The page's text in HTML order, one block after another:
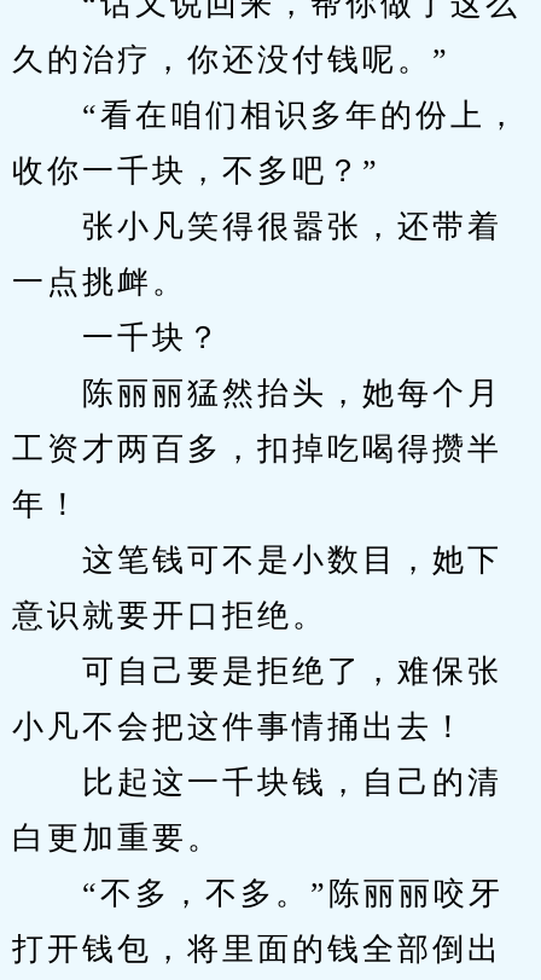
久的治疗，你还没付钱呢。”
“看在咱们相识多年的份上，
收你一千块，不多吧？”
张小凡笑得很嚣张，还带着
一点挑衅。
一千块？
陈丽丽猛然抬头，她每个月
工资才两百多，扣掉吃喝得攒半
年！
这笔钱可不是小数目，她下
意识就要开口拒绝。
可自己要是拒绝了，难保张
小凡不会把这件事情捅出去！
比起这一千块钱，自己的清
白更加重要。
“不多，不多。”陈丽丽咬牙
打开钱包，将里面的钱全部倒出